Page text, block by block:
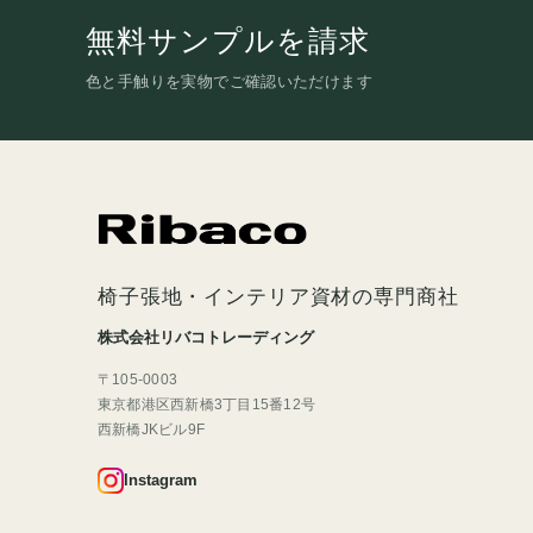
無料サンプルを請求
色と手触りを実物でご確認いただけます
椅子張地・インテリア資材の専門商社
株式会社リバコトレーディング
〒105-0003
東京都港区西新橋3丁目15番12号
西新橋JKビル9F
Instagram